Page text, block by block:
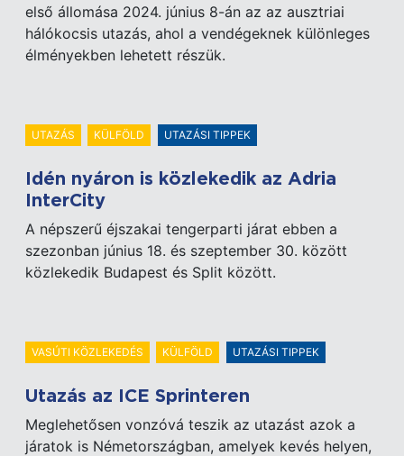
első állomása 2024. június 8-án az az ausztriai
hálókocsis utazás, ahol a vendégeknek különleges
élményekben lehetett részük.
UTAZÁS KÜLFÖLD UTAZÁSI TIPPEK
Idén nyáron is közlekedik az Adria
InterCity
A népszerű éjszakai tengerparti járat ebben a
szezonban június 18. és szeptember 30. között
közlekedik Budapest és Split között.
VASÚTI KÖZLEKEDÉS KÜLFÖLD UTAZÁSI TIPPEK
Utazás az ICE Sprinteren
Meglehetősen vonzóvá teszik az utazást azok a
járatok is Németországban, amelyek kevés helyen,